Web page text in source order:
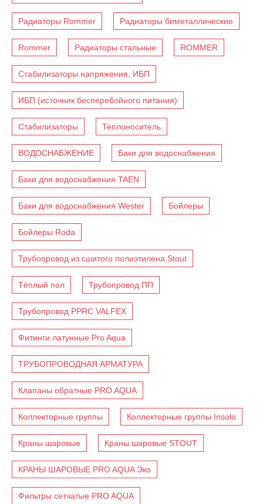
Радиаторы Rommer Радиаторы биметаллические
Rommer Радиаторы стальные ROMMER
Стабилизаторы напряжения, ИБП
ИБП (источник бесперебойного питания)
Стабилизаторы Теплоноситель
ВОДОСНАБЖЕНИЕ Баки для водоснабжения
Баки для водоснабжения TAEN
Баки для водоснабжения Wester Бойлеры
Бойлеры Roda
Трубопровод из сшитого полиэтилена Stout
Тёплый пол Трубопровод ПП
Трубопровод PPRC VALFEX
Фитинги латунные Pro Aqua
ТРУБОПРОВОДНАЯ АРМАТУРА
Клапаны обратные PRO AQUA
Коллекторные группы Коллекторные группы Insolo
Краны шаровые Краны шаровые STOUT
КРАНЫ ШАРОВЫЕ PRO AQUA Эко
Фильтры сетчатые PRO AQUA